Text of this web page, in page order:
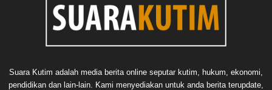
Suara Kutim adalah media berita online seputar kutim, hukum, ekonomi,
pendidikan dan lain-lain. Kami menyediakan untuk anda berita terupdate,